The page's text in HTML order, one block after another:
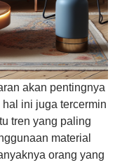
akan pentingnya
ini juga tercermin
tren yang paling
material
orang yang